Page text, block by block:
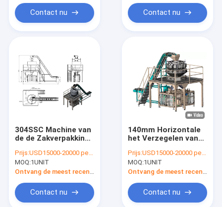
Karton verzegelende machine
Contact nu Contact nu
304SSC Machine van
de de Zakverpakking
de Horizontale
Premade 40mm
Diepte
Prijs:USD15000-20000 per unit
MOQ:1UNIT
Ontvang de meest recente Prijs
Contact nu
140mm Horizontale
het Verzegelen van
Filling Machine van
de Dieptekoffie
Verpakking 3PH
Prijs:USD15000-20000 per unit
MOQ:1UNIT
Ontvang de meest recente Prijs
Contact nu